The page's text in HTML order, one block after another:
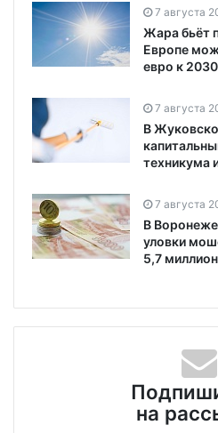
7 августа
Жара бьёт
Европе
евро к
7 августа
В
техникума
7 августа
В Воронеже
уловки
5,7
на